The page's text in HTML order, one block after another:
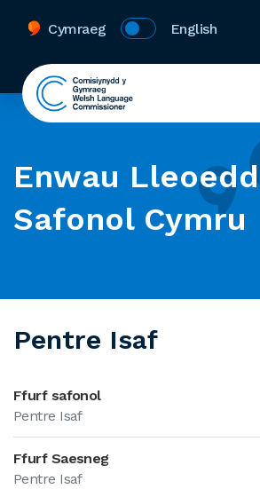
Cymraeg English
Enwau Lleoedd
Safonol Cymru
Pentre Isaf
Ffurf safonol
Pentre Isaf
Ffurf Saesneg
Pentre Isaf